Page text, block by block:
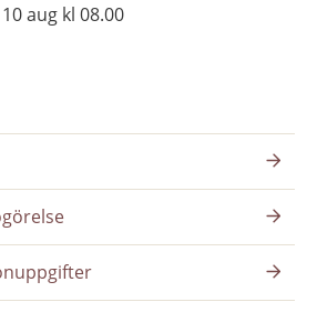
aug kl 08.00